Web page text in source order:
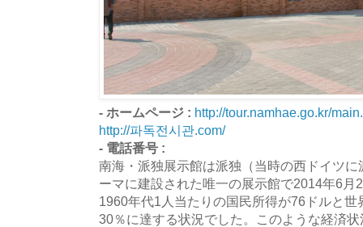
- ホームページ : http://tour.namhae.go.kr/
http://파독전시관.com/
- 電話番号 :
南海・派独展示館は派独（当時の西ドイツ
ーマに建設された唯一の展示館で2014年6月
1960年代1人当たりの国民所得が76ドルと
30％に達する状況でした。このような経済